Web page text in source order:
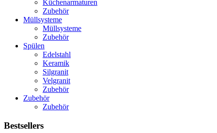
Küchenarmaturen
Zubehör
Müllsysteme
Müllsysteme
Zubehör
Spülen
Edelstahl
Keramik
Silgranit
Velgranit
Zubehör
Zubehör
Zubehör
Bestsellers